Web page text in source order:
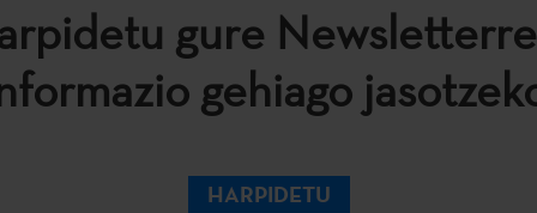
gure
gehiago
HARPIDETU